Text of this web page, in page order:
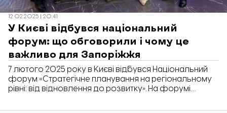
12.02.2025 | 20:41
У Києві відбувся національний
форум: що обговорили і чому це
важливо для Запоріжжя
7 лютого 2025 року в Києві відбувся Національний
форум «Стратегічне планування на регіональному
рівні: від відновлення до розвитку». На форумі
відбувались протягом повоєнних років в різних